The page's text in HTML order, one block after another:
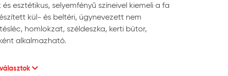
esztétikus, selyemfényű színeivel kiemeli a fa
kül- és beltéri, úgynevezett nem
homlokzat, széldeszka, kerti bútor,
alkalmazható.